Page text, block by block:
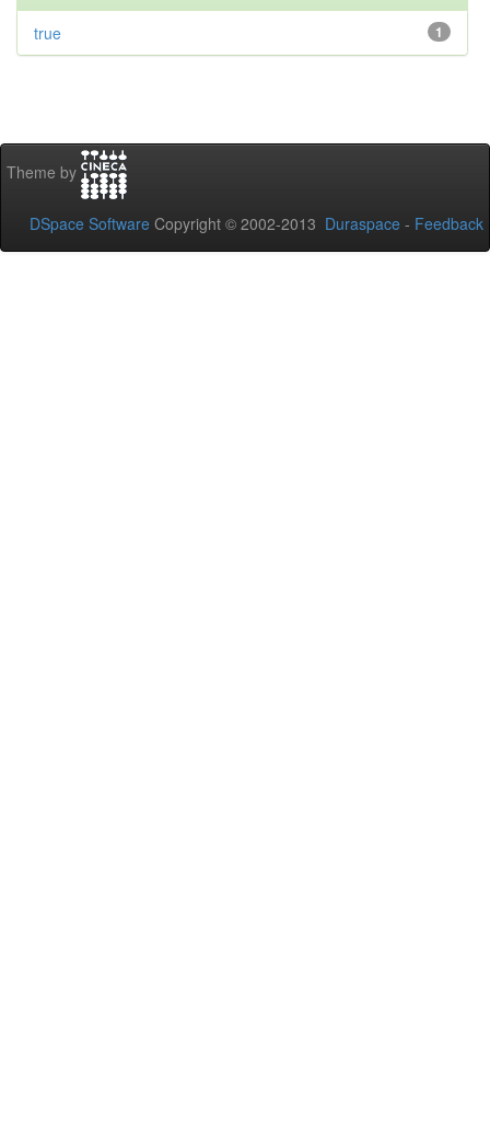
1
true
Theme by
DSpace Software Copyright © 2002-2013 Duraspace - Feedback